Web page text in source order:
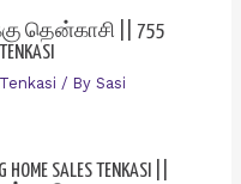
தென்காசி || 755
Tenkasi / By Sasi
SALES TENKASI ||